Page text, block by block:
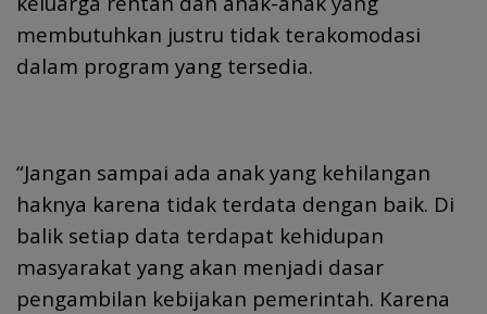
membutuhkan justru tidak terakomodasi
dalam program yang tersedia.
“Jangan sampai ada anak yang kehilangan
haknya karena tidak terdata dengan baik. Di
balik setiap data terdapat kehidupan
masyarakat yang akan menjadi dasar
pengambilan kebijakan pemerintah. Karena